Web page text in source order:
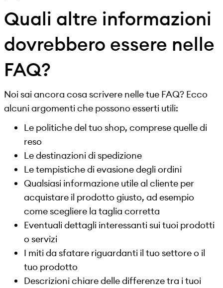
Quali altre informazioni
dovrebbero essere nelle
FAQ?
Noi sai ancora cosa scrivere nelle tue FAQ? Ecco
alcuni argomenti che possono esserti utili:
Le politiche del tuo shop, comprese quelle di
reso
Le destinazioni di spedizione
Le tempistiche di evasione degli ordini
Qualsiasi informazione utile al cliente per
acquistare il prodotto giusto, ad esempio
come scegliere la taglia corretta
Eventuali dettagli interessanti sui tuoi prodotti
o servizi
I miti da sfatare riguardanti il tuo settore o il
tuo prodotto
Descrizioni chiare delle differenze tra i tuoi